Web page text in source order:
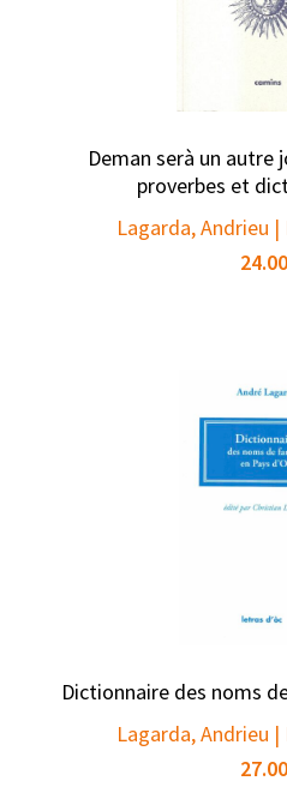
Deman serà un autre
proverbes et
Lagarda, Andrieu
24.00
Dictionnaire des noms
Lagarda, Andrieu
27.00